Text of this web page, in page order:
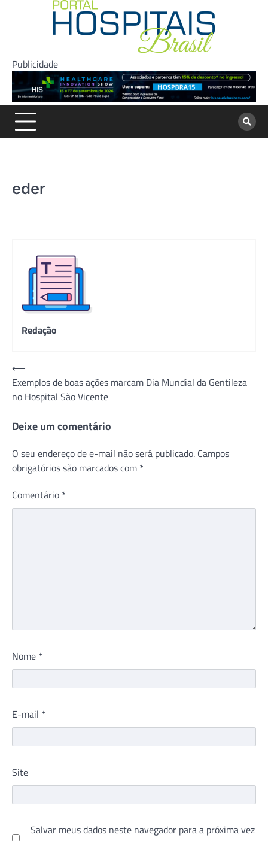
Publicidade
eder
Redação
Navegação
de
Post
⟵
Exemplos de boas ações marcam Dia Mundial da Gentileza
no Hospital São Vicente
Deixe um comentário
O seu endereço de e-mail não será publicado. Campos
obrigatórios são marcados com *
Comentário *
Nome *
E-mail *
Site
Salvar meus dados neste navegador para a próxima vez